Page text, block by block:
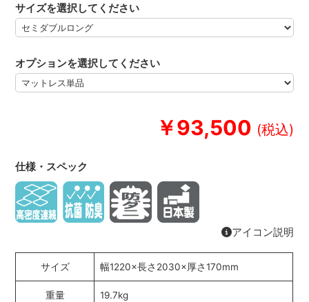
￥93,500
サイズを選択してください
オプションを選択してください
仕様・スペック
アイコン説明
サイズ 幅1220×長さ2030×厚さ170mm
重量 19.7kg